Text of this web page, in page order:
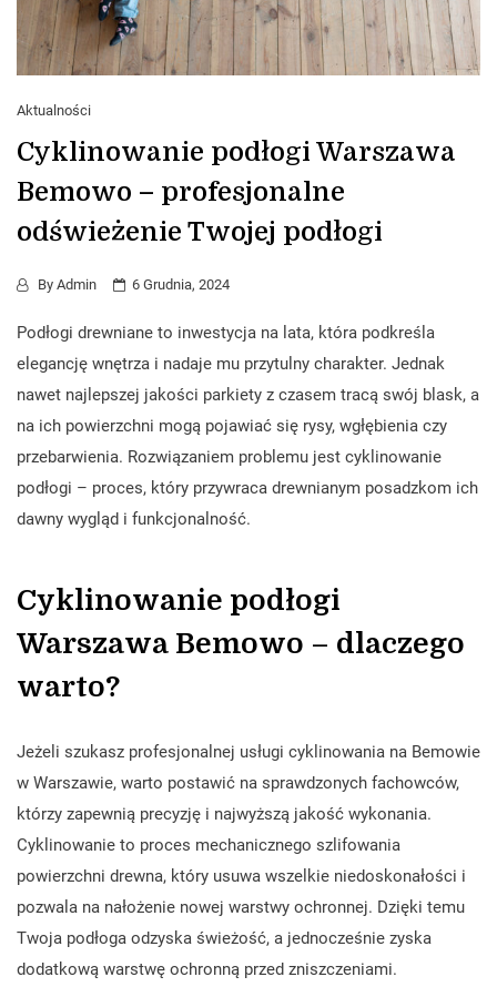
Aktualności
Cyklinowanie podłogi Warszawa
Bemowo – profesjonalne
odświeżenie Twojej podłogi
By Admin 6 Grudnia, 2024
Podłogi drewniane to inwestycja na lata, która podkreśla
elegancję wnętrza i nadaje mu przytulny charakter. Jednak
nawet najlepszej jakości parkiety z czasem tracą swój blask, a
na ich powierzchni mogą pojawiać się rysy, wgłębienia czy
przebarwienia. Rozwiązaniem problemu jest cyklinowanie
podłogi – proces, który przywraca drewnianym posadzkom ich
dawny wygląd i funkcjonalność.
Cyklinowanie podłogi
Warszawa Bemowo – dlaczego
warto?
Jeżeli szukasz profesjonalnej usługi cyklinowania na Bemowie
w Warszawie, warto postawić na sprawdzonych fachowców,
którzy zapewnią precyzję i najwyższą jakość wykonania.
Cyklinowanie to proces mechanicznego szlifowania
powierzchni drewna, który usuwa wszelkie niedoskonałości i
pozwala na nałożenie nowej warstwy ochronnej. Dzięki temu
Twoja podłoga odzyska świeżość, a jednocześnie zyska
dodatkową warstwę ochronną przed zniszczeniami.